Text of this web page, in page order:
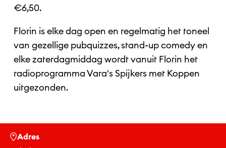
€6,50.
Florin is elke dag open en regelmatig het toneel
van gezellige pubquizzes, stand-up comedy en
elke zaterdagmiddag wordt vanuit Florin het
radioprogramma Vara's Spijkers met Koppen
uitgezonden.
Adres